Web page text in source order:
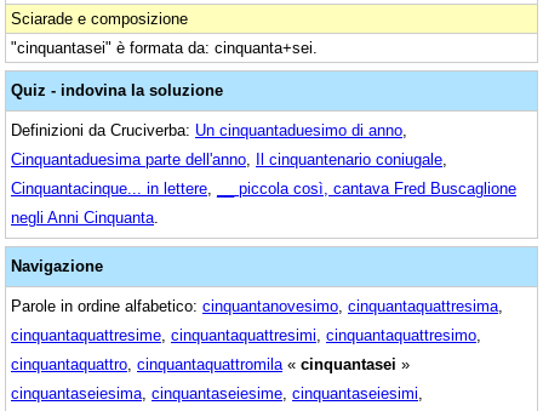
Sciarade e composizione
"cinquantasei" è formata da: cinquanta+sei.
Quiz - indovina la soluzione
Definizioni da Cruciverba: Un cinquantaduesimo di anno
Cinquantaduesima parte dell'anno Il cinquantenario coniugale
Cinquantacinque... in lettere
__ piccola così, cantava Fred Buscaglione
negli Anni Cinquanta
Navigazione
Parole in ordine alfabetico: cinquantanovesimo cinquantaquattresima
cinquantaquattresime cinquantaquattresimi cinquantaquattresimo
cinquantaquattro cinquantaquattromila « cinquantasei »
cinquantaseiesima cinquantaseiesime cinquantaseiesimi